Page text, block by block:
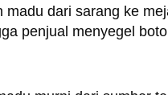
madu dari sarang ke
penjual menyegel